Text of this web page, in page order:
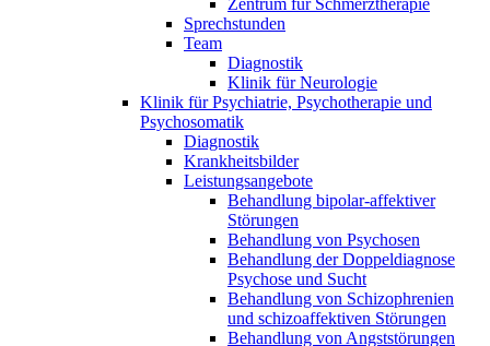
Zentrum für Schmerztherapie
Sprechstunden
Team
Diagnostik
Klinik für Neurologie
Klinik für Psychiatrie, Psychotherapie und
Psychosomatik
Diagnostik
Krankheitsbilder
Leistungsangebote
Behandlung bipolar-affektiver
Störungen
Behandlung von Psychosen
Behandlung der Doppeldiagnose
Psychose und Sucht
Behandlung von Schizophrenien
und schizoaffektiven Störungen
Behandlung von Angststörungen